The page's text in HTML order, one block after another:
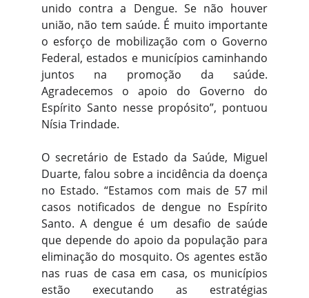
unido contra a Dengue. Se não houver
união, não tem saúde. É muito importante
o esforço de mobilização com o Governo
Federal, estados e municípios caminhando
juntos na promoção da saúde.
Agradecemos o apoio do Governo do
Espírito Santo nesse propósito”, pontuou
Nísia Trindade.
O secretário de Estado da Saúde, Miguel
Duarte, falou sobre a incidência da doença
no Estado. “Estamos com mais de 57 mil
casos notificados de dengue no Espírito
Santo. A dengue é um desafio de saúde
que depende do apoio da população para
eliminação do mosquito. Os agentes estão
nas ruas de casa em casa, os municípios
estão executando as estratégias